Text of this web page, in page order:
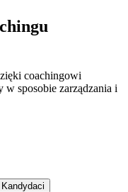
coachingowi
w sposobie zarządzania i
Kandydaci